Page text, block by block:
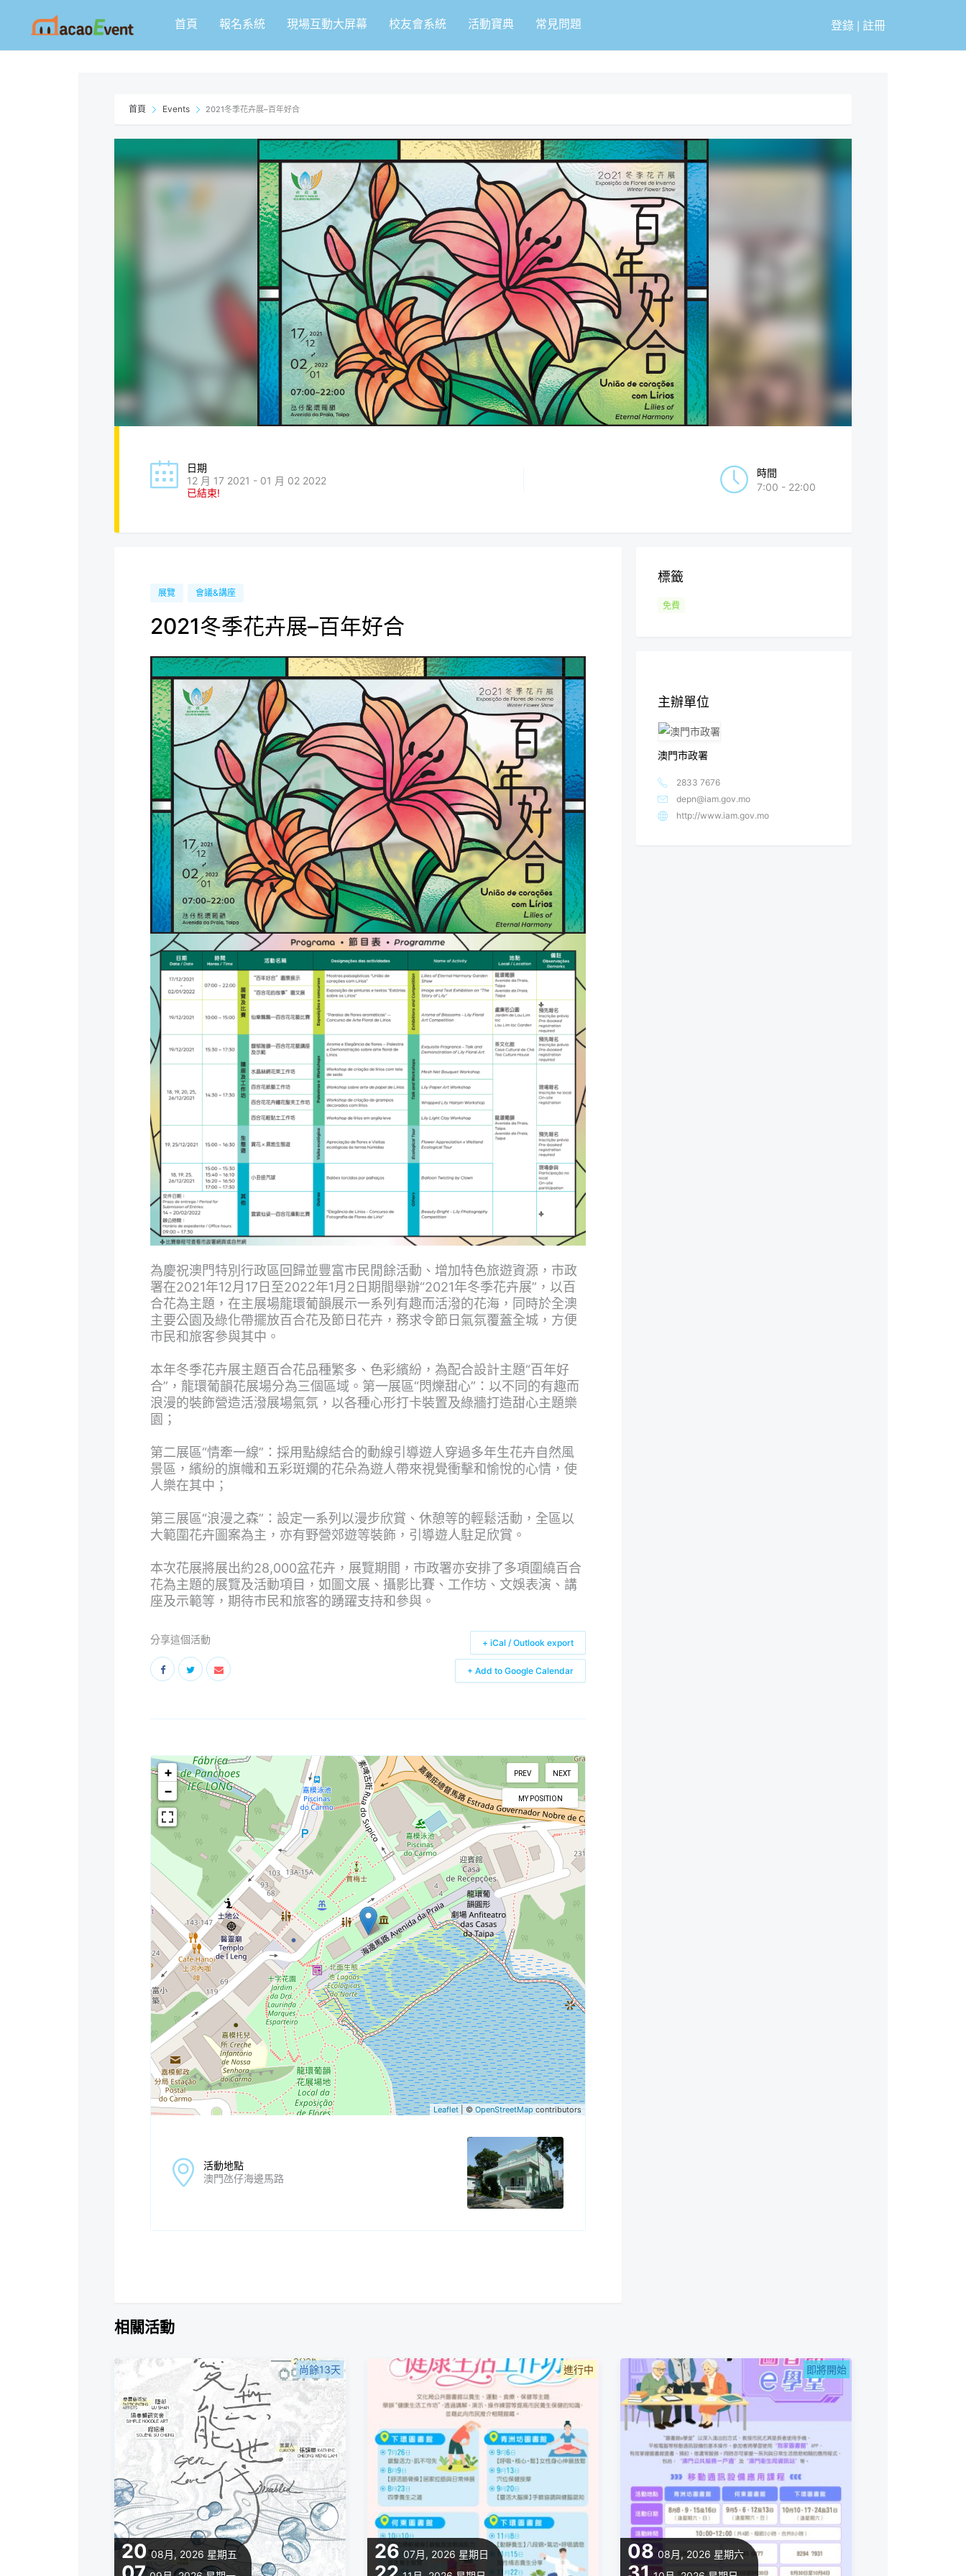
首頁 報名系統 現場互動大屏幕 校友會系統 活動寶典 常見問題 登錄| 註冊
首頁 Events 2021冬季花卉展–百年好合
日期
12 月 17 2021 - 01 月 02 2022
已結束!
時間
7:00 - 22:00
展覽 會議&講座
2021冬季花卉展–百年好合
為慶祝澳門特別行政區回歸並豐富市民閒餘活動、增加特色旅遊資源，市政
署在2021年12月17日至2022年1月2日期間舉辦“2021年冬季花卉展”，以百
合花為主題，在主展場龍環葡韻展示一系列有趣而活潑的花海，同時於全澳
主要公園及綠化帶擺放百合花及節日花卉，務求令節日氣氛覆蓋全城，方便
市民和旅客參與其中。
本年冬季花卉展主題百合花品種繁多、色彩繽紛，為配合設計主題“百年好
合”，龍環葡韻花展場分為三個區域。第一展區“閃爍甜心”：以不同的有趣而
浪漫的裝飾營造活潑展場氣氛，以各種心形打卡裝置及綠牆打造甜心主題樂
園；
第二展區“情牽一線”：採用點線結合的動線引導遊人穿過多年生花卉自然風
景區，繽紛的旗幟和五彩斑斕的花朵為遊人帶來視覺衝擊和愉悅的心情，使
人樂在其中；
第三展區“浪漫之森”：設定一系列以漫步欣賞、休憩等的輕鬆活動，全區以
大範圍花卉圖案為主，亦有野營郊遊等裝飾，引導遊人駐足欣賞。
本次花展將展出約28,000盆花卉，展覽期間，市政署亦安排了多項圍繞百合
花為主題的展覽及活動項目，如圖文展、攝影比賽、工作坊、文娛表演、講
座及示範等，期待市民和旅客的踴躍支持和參與。
分享這個活動
+ Add to Google Calendar
+ iCal / Outlook export
NEXT
PREV
MY POSITION
+
−
Leaflet| ©OpenStreetMapcontributors
活動地點
澳門氹仔海邊馬路
標籤
免費
主辦單位
澳門市政署
2833 7676
depn@iam.gov.mo
http://www.iam.gov.mo
相關活動
20 08月, 2026 星期五
尚餘13天
26 07月, 2026 星期日
進行中
08 08月, 2026 星期六
即將開始